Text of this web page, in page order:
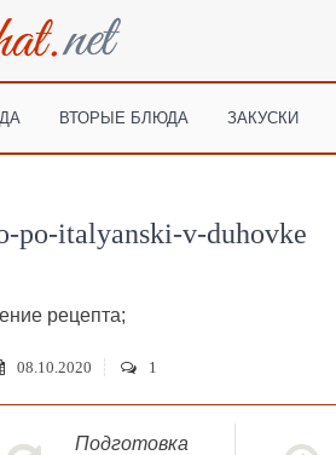
ВТОРЫЕ БЛЮДА ЗАКУСКИ
po-italyanski-v-duhovke
;
08.10.2020 1
Подготовка